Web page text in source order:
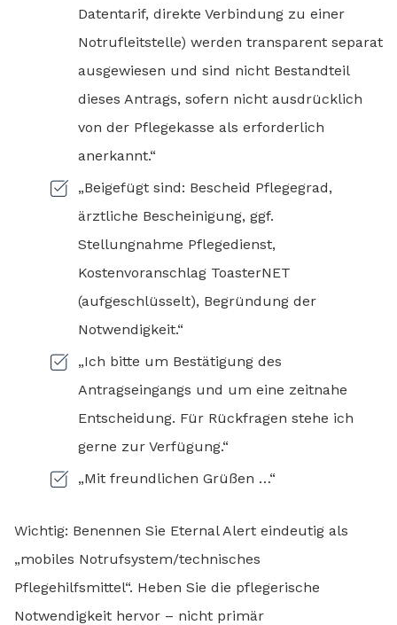
Datentarif, direkte Verbindung zu einer
Notrufleitstelle) werden transparent separat
ausgewiesen und sind nicht Bestandteil
dieses Antrags, sofern nicht ausdrücklich
von der Pflegekasse als erforderlich
anerkannt.“
„Beigefügt sind: Bescheid Pflegegrad,
ärztliche Bescheinigung, ggf.
Stellungnahme Pflegedienst,
Kostenvoranschlag ToasterNET
(aufgeschlüsselt), Begründung der
Notwendigkeit.“
„Ich bitte um Bestätigung des
Antragseingangs und um eine zeitnahe
Entscheidung. Für Rückfragen stehe ich
gerne zur Verfügung.“
„Mit freundlichen Grüßen …“
Wichtig: Benennen Sie Eternal Alert eindeutig als
„mobiles Notrufsystem/technisches
Pflegehilfsmittel“. Heben Sie die pflegerische
Notwendigkeit hervor – nicht primär